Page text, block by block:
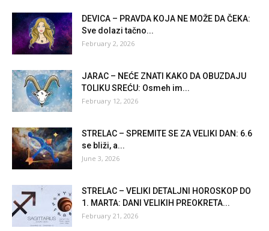
DEVICA – PRAVDA KOJA NE MOŽE DA ČEKA:
Sve dolazi tačno...
February 2, 2026
JARAC – NEĆE ZNATI KAKO DA OBUZDAJU
TOLIKU SREĆU: Osmeh im...
February 12, 2026
STRELAC – SPREMITE SE ZA VELIKI DAN: 6.6
se bliži, a...
June 3, 2026
STRELAC – VELIKI DETALJNI HOROSKOP DO
1. MARTA: DANI VELIKIH PREOKRETA...
February 21, 2026